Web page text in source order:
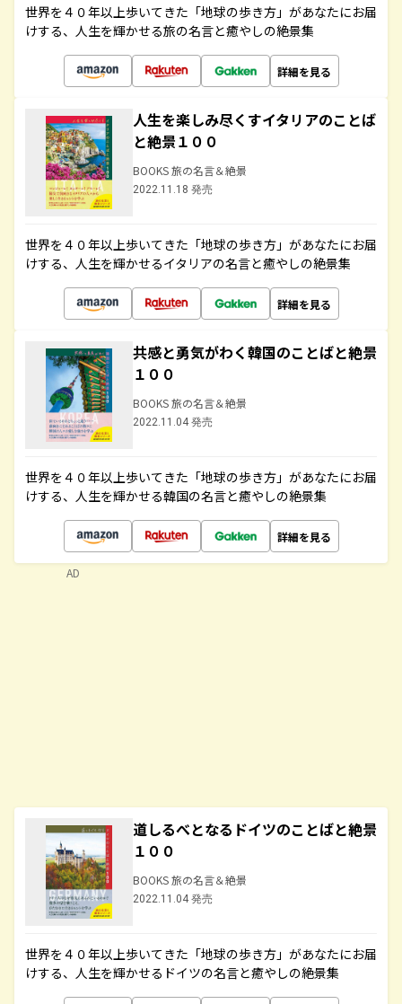
世界を４０年以上歩いてきた「地球の歩き方」があなたにお届
けする、人生を輝かせる旅の名言と癒やしの絶景集
詳細を見る
人生を楽しみ尽くすイタリアのことば
と絶景１００
BOOKS 旅の名言＆絶景
2022.11.18 発売
世界を４０年以上歩いてきた「地球の歩き方」があなたにお届
けする、人生を輝かせるイタリアの名言と癒やしの絶景集
詳細を見る
共感と勇気がわく韓国のことばと絶景
１００
BOOKS 旅の名言＆絶景
2022.11.04 発売
世界を４０年以上歩いてきた「地球の歩き方」があなたにお届
けする、人生を輝かせる韓国の名言と癒やしの絶景集
詳細を見る
道しるべとなるドイツのことばと絶景
１００
BOOKS 旅の名言＆絶景
2022.11.04 発売
世界を４０年以上歩いてきた「地球の歩き方」があなたにお届
けする、人生を輝かせるドイツの名言と癒やしの絶景集
AD